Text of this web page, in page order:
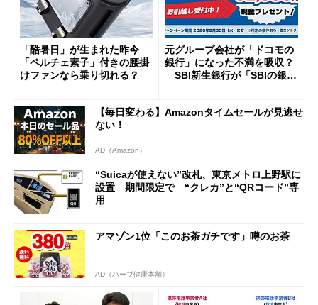
「酷暑日」が生まれた昨今
「ペルチェ素子」付きの腰掛
けファンなら乗り切れる？
元グループ会社が「ドコモの
銀行」になった不満を吸収？
SBI新生銀行が「SBIの銀
開催
【毎日変わる】Amazonタイムセールが見逃せ
ない！
AD（Amazon）
“Suicaが使えない”改札、東京メトロ上野駅に
設置 期間限定で “クレカ”と“QRコード”専
用
アマゾン1位「このお茶ガチです」噂のお茶
AD（ハーブ健康本舗）